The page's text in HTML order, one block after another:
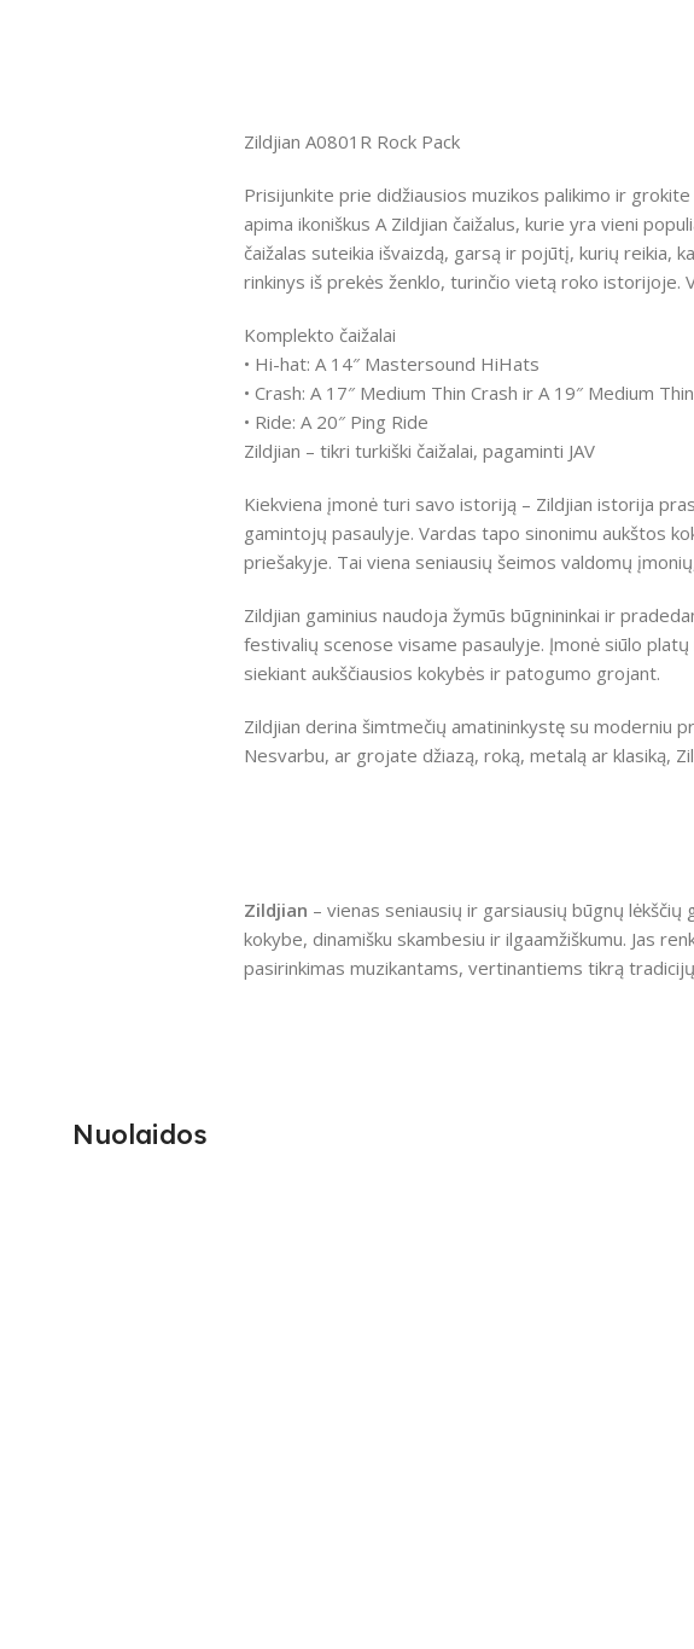
Zildjian A0801R Rock Pack
Prisijunkite prie didžiausios muzikos palikimo ir
apima ikoniškus A Zildjian čaižalus, kurie yra vieni
čaižalas suteikia išvaizdą, garsą ir pojūtį, kurių reikia,
rinkinys iš prekės ženklo, turinčio vietą roko istorijoje.
Komplekto čaižalai
• Hi-hat: A 14″ Mastersound HiHats
• Crash: A 17″ Medium Thin Crash ir A 19″ Medium
• Ride: A 20″ Ping Ride
Zildjian – tikri turkiški čaižalai, pagaminti JAV
Kiekviena įmonė turi savo istoriją – Zildjian istorija
gamintojų pasaulyje. Vardas tapo sinonimu aukštos
priešakyje. Tai viena seniausių šeimos valdomų
Zildjian gaminius naudoja žymūs būgnininkai ir
festivalių scenose visame pasaulyje. Įmonė siūlo
siekiant aukščiausios kokybės ir patogumo grojant.
Zildjian derina šimtmečių amatininkystę su moderniu
Nesvarbu, ar grojate džiazą, roką, metalą ar klasiką,
Zildjian – vienas seniausių ir garsiausių būgnų
kokybe, dinamišku skambesiu ir ilgaamžiškumu. Jas
pasirinkimas muzikantams, vertinantiems tikrą
Nuolaidos